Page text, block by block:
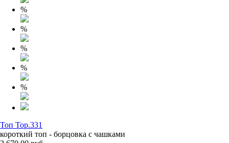
%
%
%
%
%
Топ Top.331
короткий топ - борцовка с чашками